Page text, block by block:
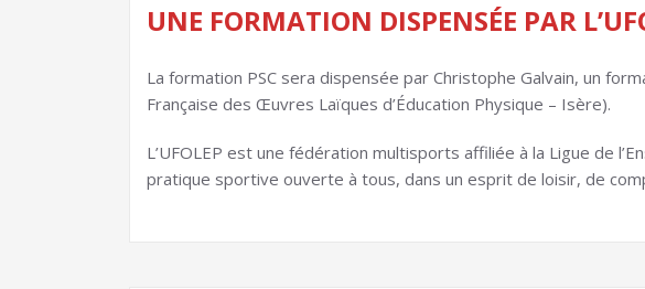
UNE FORMATION DISPENSÉE PAR
La formation PSC sera dispensée par Christophe Galvain, un
Française des Œuvres Laïques d’Éducation Physique – Isère).
L’UFOLEP est une fédération multisports affiliée à la Ligue de
pratique sportive ouverte à tous, dans un esprit de loisir, de